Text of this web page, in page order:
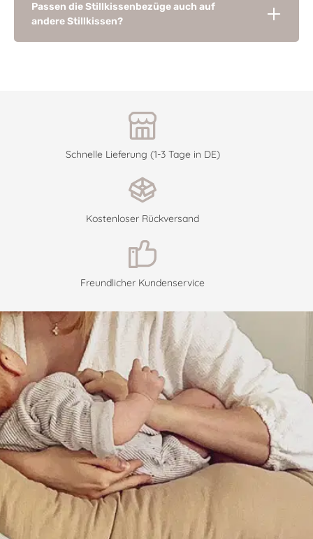
Passen die Stillkissenbezüge auch auf
andere Stillkissen?
Schnelle Lieferung (1-3 Tage in DE)
Kostenloser Rückversand
Freundlicher Kundenservice